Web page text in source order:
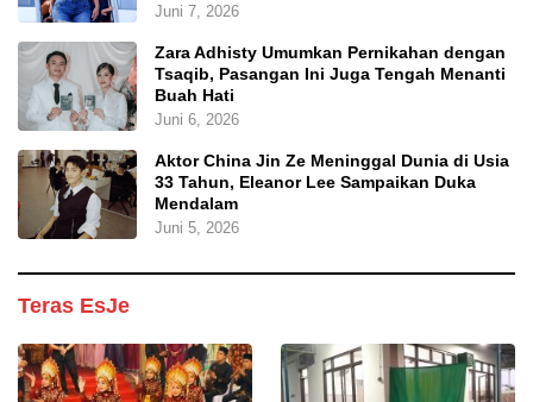
Juni 7, 2026
Zara Adhisty Umumkan Pernikahan dengan
Tsaqib, Pasangan Ini Juga Tengah Menanti
Buah Hati
Juni 6, 2026
Aktor China Jin Ze Meninggal Dunia di Usia
33 Tahun, Eleanor Lee Sampaikan Duka
Mendalam
Juni 5, 2026
Teras EsJe